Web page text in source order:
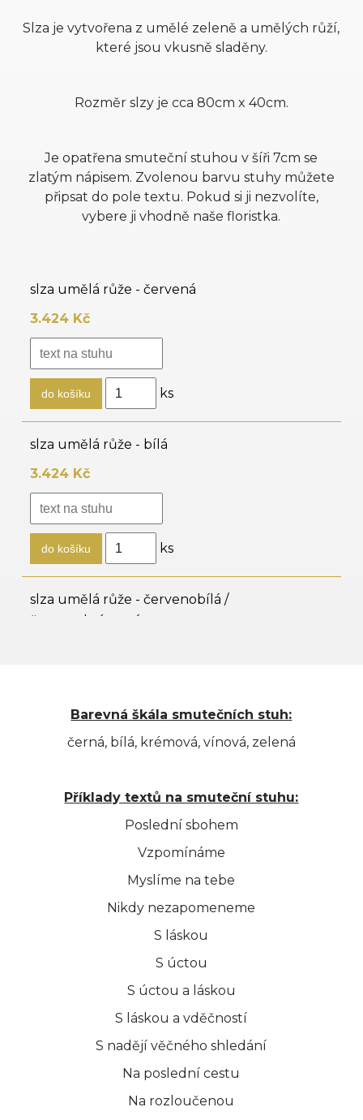
Slza je vytvořena z umělé zeleně a umělých růží,
které jsou vkusně sladěny.
Rozměr slzy je cca 80cm x 40cm.
Je opatřena smuteční stuhou v šíři 7cm se
zlatým nápisem. Zvolenou barvu stuhy můžete
připsat do pole textu. Pokud si ji nezvolíte,
vybere ji vhodně naše floristka.
slza umělá růže - červená
3.424 Kč
ks
slza umělá růže - bílá
3.424 Kč
ks
slza umělá růže - červenobílá /
červenokrémová
ks
3.424 Kč
ks
slza umělá růže - žlutobílá
Barevná škála smutečních stuh:
černá, bílá, krémová, vínová, zelená
Příklady textů na smuteční stuhu:
Poslední sbohem
Vzpomínáme
Myslíme na tebe
Nikdy nezapomeneme
S láskou
S úctou
S úctou a láskou
S láskou a vděčností
S nadějí věčného shledání
Na poslední cestu
Na rozloučenou